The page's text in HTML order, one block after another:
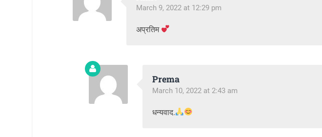
March 9, 2022 at 12:29 pm
अप्रतिम
Prema
March 10, 2022 at 2:43 am
धन्यवाद.